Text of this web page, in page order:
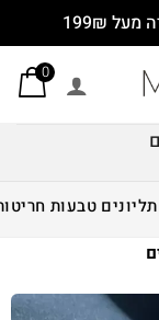
מעל 199₪
0
טבעותחריטות